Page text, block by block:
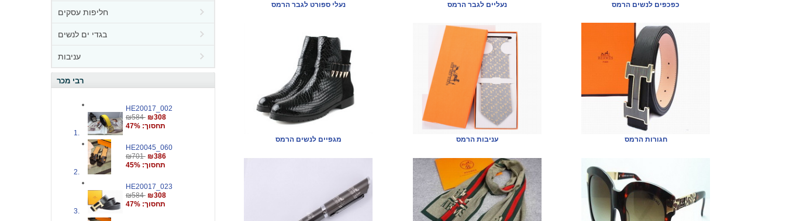
חליפות עסקים
בגדי ים לנשים
עניבות
רבי מכר
HE20017_002
₪584 ₪308
תחסוך: 47%
HE20045_060
₪701 ₪386
תחסוך: 45%
HE20017_023
₪584 ₪308
תחסוך: 47%
נעלי ספורט לגבר הרמס נעליים לגבר הרמס כפכפים לנשים הרמס
מגפיים לנשים הרמס עניבות הרמס חגורות הרמס